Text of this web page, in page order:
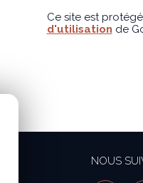
Ce site est
d'utilisation de
NOUS